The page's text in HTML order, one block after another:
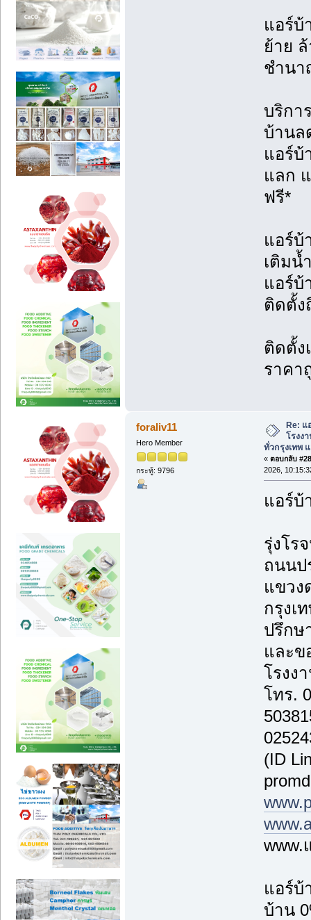
แอร์บ้
ย้าย
ชำนา
บริกา
บ้านล
แอร์บ้
แลก
ฟรี*
แอร์บ้
เติมน้
แอร์บ้
ติดตั้ง
ติดตั้ง
ราคา
foraliv11
Hero Member
กระทู้: 9796
Re: แ
โรงง
ทั่วกรุงเทพ
« ตอบกลับ
2026,
แอร์บ้
รุ่งโร
ถนนป
แขวง
กรุงเ
ปรึกษ
และข
โรงง
โทร.
(ID
www.
แอร์บ้
บ้าน